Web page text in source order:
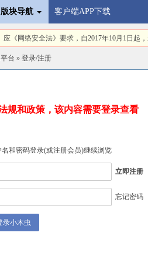
版块导航 客户端APP下载
应《网络安全法》要求，自2017年10月1日起
台 » 登录/注册
规和政策，该内容需要登录查看
和密码登录(或注册会员)继续浏览
立即注册
忘记密码
录小木虫